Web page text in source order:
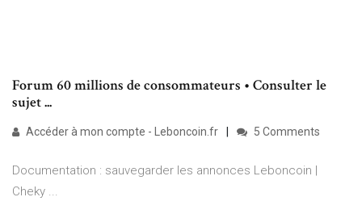
Forum 60 millions de consommateurs • Consulter le
sujet ...
Accéder à mon compte - Leboncoin.fr 5 Comments
Documentation : sauvegarder les annonces Leboncoin |
Cheky ...